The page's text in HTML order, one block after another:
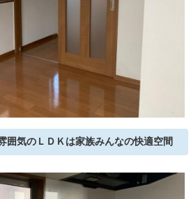
気のＬＤＫは家族みんなの快適空間